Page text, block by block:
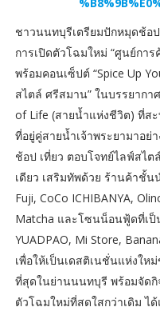
ชาวนนทบุรีเตรียมปักหมุดช้อ
การเปิดตัวโฉมใหม่ “ศูนย์กา
พร้อมคอนเซ็ปต์ “Spice Up
สไตล์ ศรีสมาน” ในบรรยากา
of Life (สายน้ำแห่งชีวิต) ที่ส
ที่อยู่คู่สายน้ำเจ้าพระยามาอ
ช้อป เที่ยว ตอบโจทย์ไลฟ์สไ
เดียว เสริมทัพด้วย ร้านค้าชั้
Fuji, CoCo ICHIBANYA,
Matcha และโซนน็อนฟู้ดที่เ
YUADPAO, Mi Store,
เพื่อให้เป็นเดสติเนชั่นแห่งใ
ที่สุดในย่านนนทบุรี พร้อมจัดกิ
ตัวโฉมใหม่ที่สดใสกว่าเดิม ไ